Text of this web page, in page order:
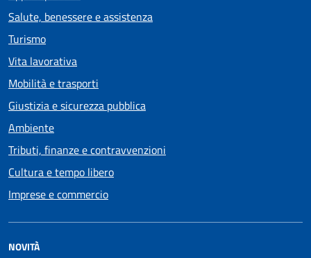
Salute, benessere e assistenza
Turismo
Vita lavorativa
Mobilità e trasporti
Giustizia e sicurezza pubblica
Ambiente
Tributi, finanze e contravvenzioni
Cultura e tempo libero
Imprese e commercio
NOVITÀ